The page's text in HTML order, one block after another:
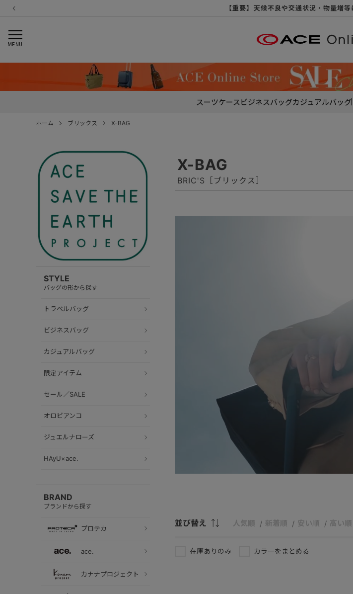
【重要】令和８年熊本地震に伴
【重要】納品書・領収書ペーパーレ
【重要】天候不良や交通状況・物量増
【重要】悪質な詐欺サイト
【重要】各種メールが届かな
【重要】お問い合わせのご
【重要】SNSのなりすまし詐
MENU
スーツケースビジネスバッグカジュアルバッグ
ホーム ブリックス X-BAG
STYLE
バッグの形から探す
トラベルバッグ
ビジネスバッグ
カジュアルバッグ
限定アイテム
セール／SALE
オロビアンコ
ジュエルナローズ
HAyU×ace.
BRAND
ブランドから探す
プロテカ
ace.
カナナプロジェクト
X-BAG
BRIC'S［ブリックス］
並び替え 人気順 新着順 安い順 高い順
在庫ありのみ カラーをまとめる